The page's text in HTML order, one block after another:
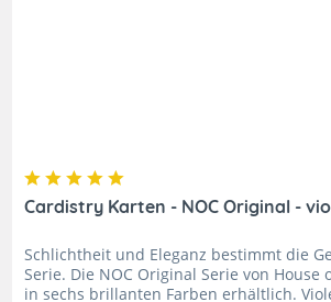
Cardistry Karten - NOC Original -
Schlichtheit und Eleganz bestimmt die
Serie. Die NOC Original Serie von House
in sechs brillanten Farben erhältlich.